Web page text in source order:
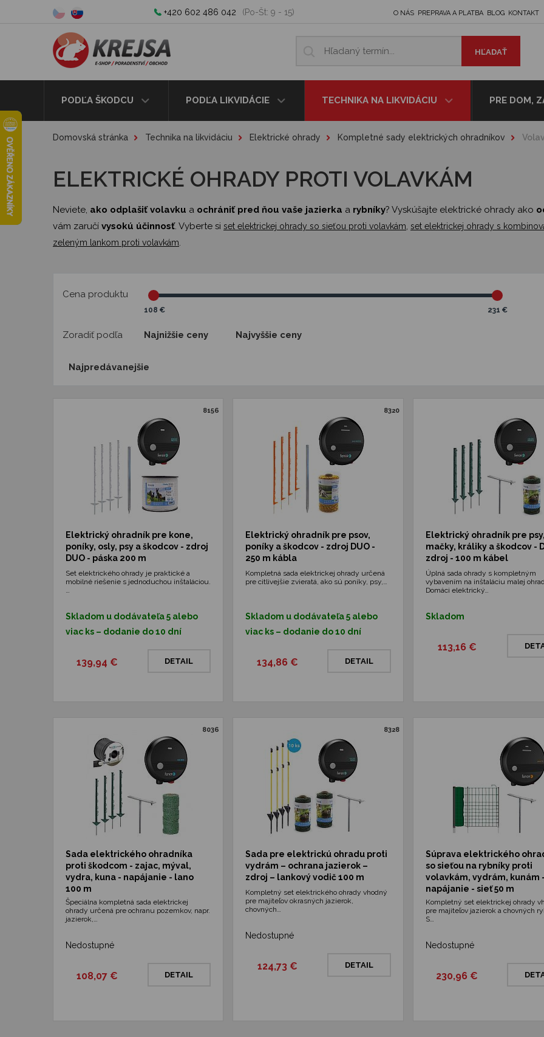
+420 602 486 042 (Po-Št: 9 - 15) O NÁS PREPRAVA A PLATBA BLOG KONTAKT
PODĽA ŠKODCU PODĽA LIKVIDÁCIE TECHNIKA NA LIKVIDÁCIU PRE DOM,
Domovská stránka Technika na likvidáciu Elektrické ohrady Kompletné sady elektrických ohradníkov
ELEKTRICKÉ OHRADY PROTI VOLAVKÁM
Neviete, ako odplašiť volavku a ochrániť pred ňou vaše jazierka a rybníky? Vyskúšajte elektrické ohrady ako
vám zaručí vysokú účinnosť. Vyberte si set elektrickej ohrady so sieťou proti volavkám, set elektrickej ohrady s
zeleným lankom proti volavkám.
Cena produktu
108 € 231 €
Zoradiť podľa Najnižšie ceny Najvyššie ceny
Najpredávanejšie
8156
Elektrický ohradník pre kone,
poníky, osly, psy a škodcov - zdroj
DUO - páska 200 m
Set elektrického ohrady je praktické a
mobilné riešenie s jednoduchou inštaláciou.
…
Skladom u dodávateľa 5 alebo
viac ks – dodanie do 10 dní
139,94 € DETAIL
8320
Elektrický ohradník pre psov,
poníky a škodcov - zdroj DUO -
250 m kábla
Kompletná sada elektrickej ohrady určená
pre citlivejšie zvieratá, ako sú poníky, psy,…
Skladom u dodávateľa 5 alebo
viac ks – dodanie do 10 dní
134,86 € DETAIL
Elektrický ohradník pre psy,
mačky, králiky a škodcov -
zdroj - 100 m kábel
Úplná sada ohrady s kompletným
vybavením na inštaláciu malej
Domáci elektrický…
Skladom
113,16 €
8036
Sada elektrického ohradníka
proti škodcom - zajac, mýval,
vydra, kuna - napájanie - lano
100 m
Špeciálna kompletná sada elektrickej
ohrady určená pre ochranu pozemkov, napr.
jazierok,…
Nedostupné
108,07 € DETAIL
8328
Sada pre elektrickú ohradu proti
vydrám – ochrana jazierok –
zdroj – lankový vodič 100 m
Kompletný set elektrického ohrady vhodný
pre majiteľov okrasných jazierok,
chovných…
Nedostupné
124,73 € DETAIL
Súprava elektrického
so sieťou na rybníky proti
volavkám, vydrám, kunám -
napájanie - sieť 50 m
Kompletný set elektrickej ohrady
pre majiteľov jazierok a chovných
S…
Nedostupné
230,96 €